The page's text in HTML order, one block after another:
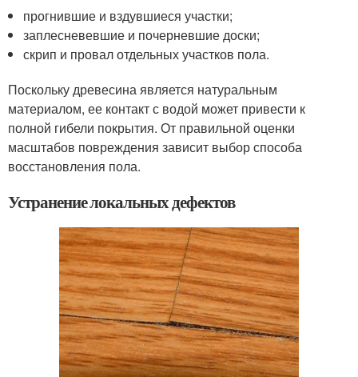
прогнившие и вздувшиеся участки;
заплесневевшие и почерневшие доски;
скрип и провал отдельных участков пола.
Поскольку древесина является натуральным
материалом, ее контакт с водой может привести к
полной гибели покрытия. От правильной оценки
масштабов повреждения зависит выбор способа
восстановления пола.
Устранение локальных дефектов